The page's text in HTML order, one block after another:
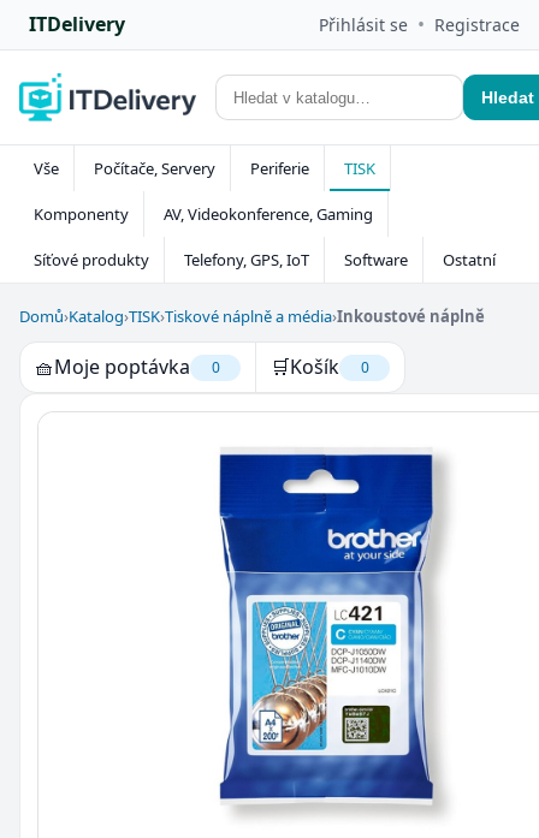
ITDelivery Přihlásit se • Registrace
Hledat
Vše Počítače, Servery Periferie TISK
Komponenty AV, Videokonference, Gaming
Síťové produkty Telefony, GPS, IoT Software Ostatní
Domů›Katalog›TISK›Tiskové náplně a média›Inkoustové náplně
🧺Moje poptávka 0 🛒Košík 0